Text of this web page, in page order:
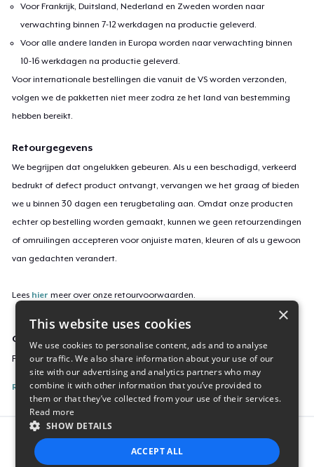
Voor Frankrijk, Duitsland, Nederland en Zweden worden naar
verwachting binnen 7-12 werkdagen na productie geleverd.
Voor alle andere landen in Europa worden naar verwachting binnen
10-16 werkdagen na productie geleverd.
Voor internationale bestellingen die vanuit de VS worden verzonden,
volgen we de pakketten niet meer zodra ze het land van bestemming
hebben bereikt.
Retourgegevens
We begrijpen dat ongelukken gebeuren. Als u een beschadigd, verkeerd
bedrukt of defect product ontvangt, vervangen we het graag of bieden
we u binnen 30 dagen een terugbetaling aan. Omdat onze producten
echter op bestelling worden gemaakt, kunnen we geen retourzendingen
of omruilingen accepteren voor onjuiste maten, kleuren of als u gewoon
van gedachten verandert.
Lees hier meer over onze retourvoorwaarden.
Campagne-ID
POWEROVERGRIMYENERGY87
Rapporteer deze inhoud
Report this product
×
This website uses cookies
We use cookies to personalise content, ads and to analyse
our traffic. We also share information about your use of our
site with our advertising and analytics partners who may
combine it with other information that you’ve provided to
them or that they’ve collected from your use of their services.
Read more
SHOW DETAILS
ACCEPT ALL